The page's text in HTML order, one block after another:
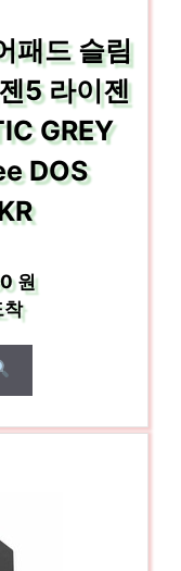
패드 슬림
5 라이젠
GREY
DOS
원